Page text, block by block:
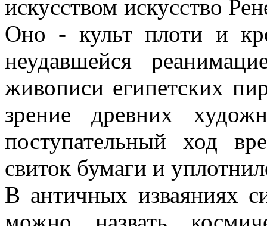
искусством искусство
Оно - культ плоти и
неудавшейся
живописи египетских
зрение древних
поступательный ход
свиток бумаги и
В античных изваяниях